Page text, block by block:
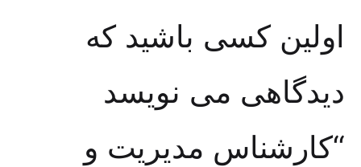
اولین کسی باشید که
دیدگاهی می نویسد
“کارشناس مدیریت و